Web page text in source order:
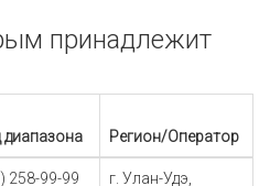
принадлежит
диапазона Регион/Оператор
258-99-99
г. Улан-Удэ,